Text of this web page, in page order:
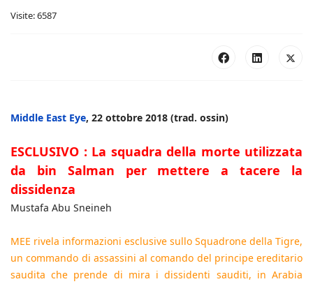
Visite: 6587
Middle East Eye, 22 ottobre 2018 (trad. ossin)
ESCLUSIVO : La squadra della morte utilizzata
da bin Salman per mettere a tacere la
dissidenza
Mustafa Abu Sneineh
MEE rivela informazioni esclusive sullo Squadrone della Tigre,
un commando di assassini al comando del principe ereditario
saudita che prende di mira i dissidenti sauditi, in Arabia